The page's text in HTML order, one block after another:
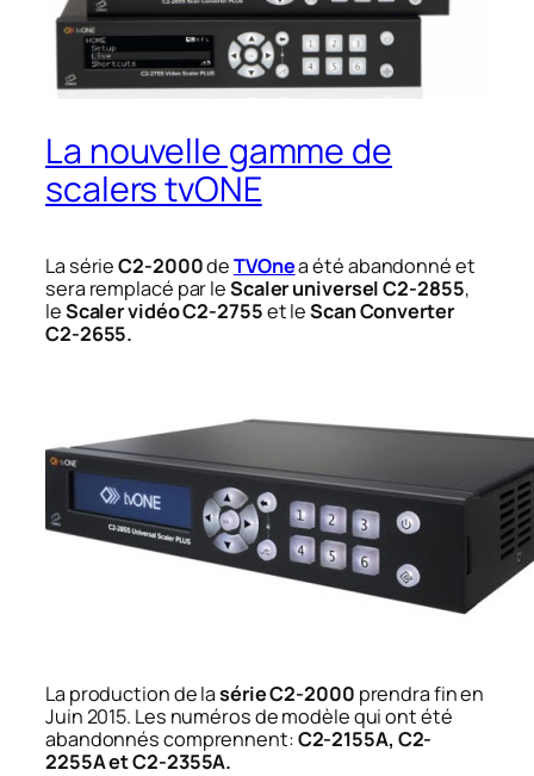
La nouvelle gamme de
scalers tvONE
La sérieC2-2000deTVOnea été abandonné et
sera remplacé par leScaler universel C2-2855,
leScaler vidéo C2-2755et leScan Converter
C2-2655.
La production de lasérie C2-2000 prendra fin en
Juin 2015. Les numéros de modèle qui ont été
abandonnés comprennent:C2-2155A, C2-
2255A et C2-2355A.